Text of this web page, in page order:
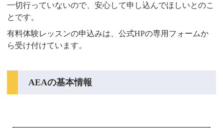
一切行っていないので、安心して申し込んでほしいとのこ
とです。
有料体験レッスンの申込みは、公式HPの専用フォームか
ら受け付けています。
AEAの基本情報